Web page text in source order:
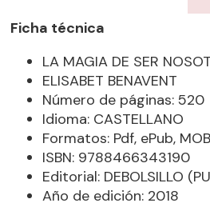
Ficha técnica
LA MAGIA DE SER
ELISABET BENAVENT
Número de páginas: 520
Idioma: CASTELLANO
Formatos: Pdf, ePub,
ISBN: 9788466343190
Editorial: DEBOLSILLO
Año de edición: 2018